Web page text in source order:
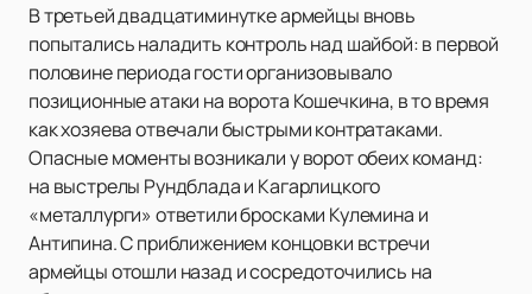
В третьей двадцатиминутке армейцы вновь
попытались наладить контроль над шайбой: в первой
половине периода гости организовывало
позиционные атаки на ворота Кошечкина, в то время
как хозяева отвечали быстрыми контратаками.
Опасные моменты возникали у ворот обеих команд:
на выстрелы Рундблада и Кагарлицкого
«металлурги» ответили бросками Кулемина и
Антипина. С приближением концовки встречи
армейцы отошли назад и сосредоточились на